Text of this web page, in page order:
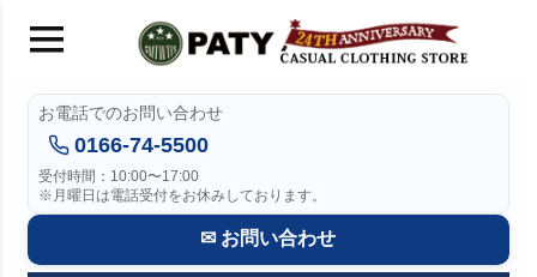
お電話でのお問い合わせ
0166-74-5500
受付時間：10:00〜17:00
※月曜日は電話受付をお休みしております。
✉ お問い合わせ